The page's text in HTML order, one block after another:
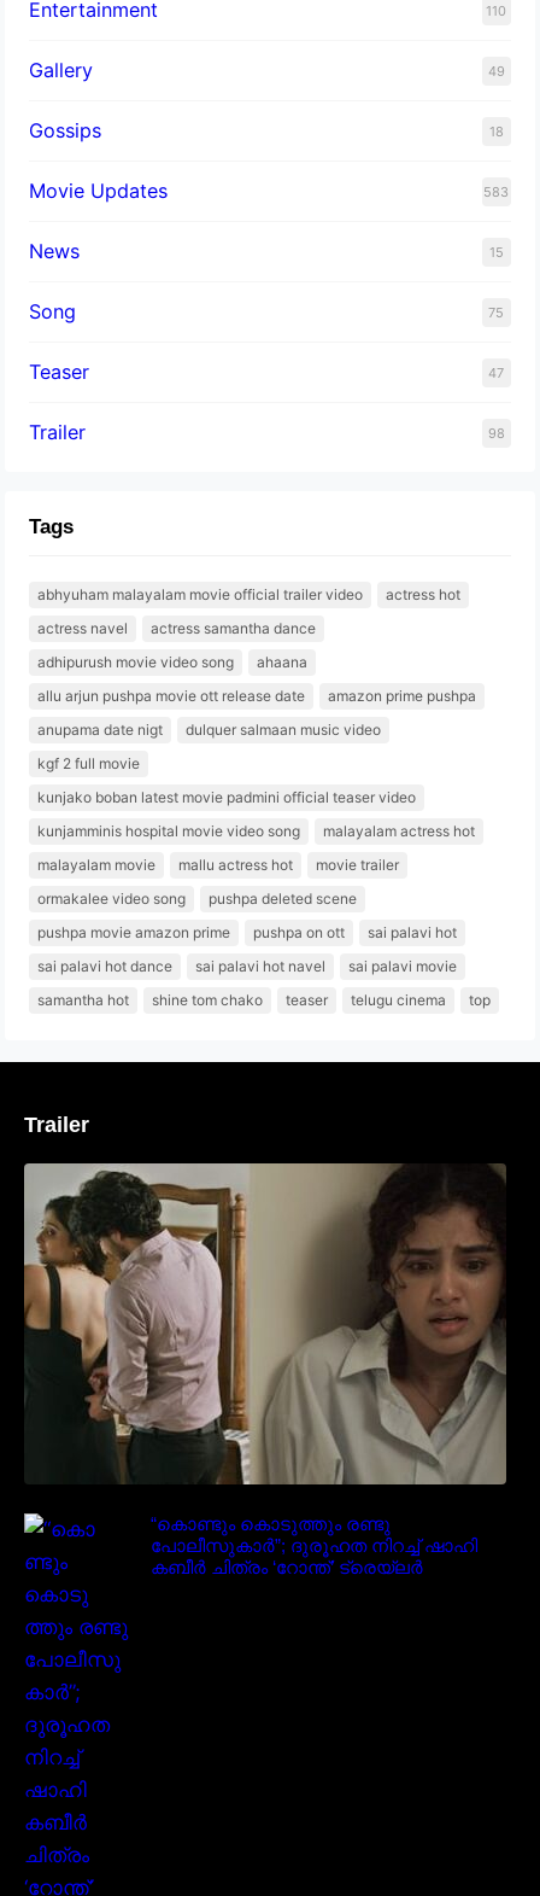
Entertainment 110
Gallery 49
Gossips 18
Movie Updates 583
News 15
Song 75
Teaser 47
Trailer 98
Tags
abhyuham malayalam movie official trailer video
actress hot
actress navel
actress samantha dance
adhipurush movie video song
ahaana
allu arjun pushpa movie ott release date
amazon prime pushpa
anupama date nigt
dulquer salmaan music video
kgf 2 full movie
kunjako boban latest movie padmini official teaser video
kunjamminis hospital movie video song
malayalam actress hot
malayalam movie
mallu actress hot
movie trailer
ormakalee video song
pushpa deleted scene
pushpa movie amazon prime
pushpa on ott
sai palavi hot
sai palavi hot dance
sai palavi hot navel
sai palavi movie
samantha hot
shine tom chako teaser telugu cinema top
Trailer
‘മരീചിക’യുമായി അനുപമ പരമേശ്വരൻ;
മിസ്റ്ററി ത്രില്ലർ ട്രെയിലർ
വൈറലാകുന്നു..
“കൊണ്ടും കൊടുത്തും രണ്ടു
പോലീസുകാർ”; ദുരൂഹത നിറച്ച് ഷാഹി
കബീർ ചിത്രം ‘റോന്ത്’ ട്രെയ്‌ലർ